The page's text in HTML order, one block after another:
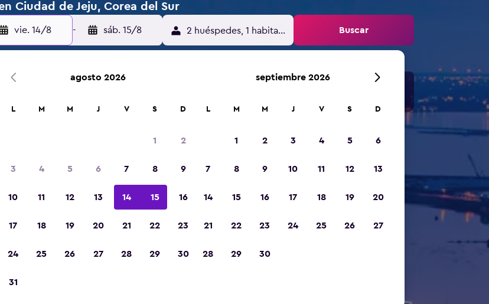
Ciudad de Jeju, Corea del Sur
vie. 14/8 - sáb. 15/8 2 huéspedes, 1 habitación Buscar
de hoteles y alojamientos.
agosto 2026
L M M J V S D
1 2
3 4 5 6 7 8 9
10 11 12 13 14 15 16
17 18 19 20 21 22 23
24 25 26 27 28 29 30
31
septiembre 2026
L M M J V S D
1 2 3 4 5 6
7 8 9 10 11 12 13
14 15 16 17 18 19 20
21 22 23 24 25 26 27
28 29 30